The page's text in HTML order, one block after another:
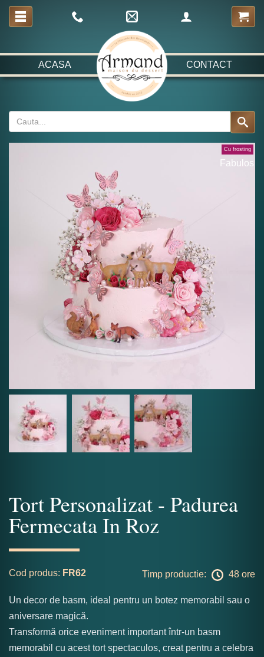
ACASA CONTACT
Cu frosting
Fabulos
Tort Personalizat - Padurea
Fermecata In Roz
Cod produs: FR62 Timp productie: 48 ore
Un decor de basm, ideal pentru un botez memorabil sau o
aniversare magică.
Transformă orice eveniment important într-un basm
memorabil cu acest tort spectaculos, creat pentru a celebra